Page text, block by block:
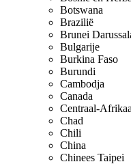
Botswana
Brazilië
Brunei
Bulgarije
Burkina Faso
Burundi
Cambodja
Canada
Centraal-
Chad
Chili
China
Chinees Taipei